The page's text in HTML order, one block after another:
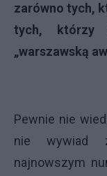
zarówno tych,
tych, którzy
„warszawską
Pewnie nie
nie wywiad
najnowszym